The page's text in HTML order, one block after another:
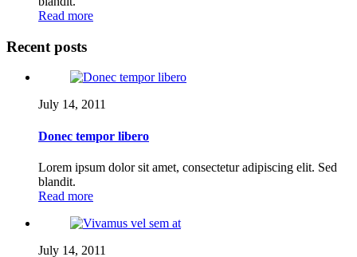
Read more
Recent posts
July 14, 2011
Donec tempor libero
Lorem ipsum dolor sit amet, consectetur adipiscing elit. Sed
blandit.
Read more
July 14, 2011